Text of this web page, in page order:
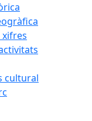
xifres
cultural